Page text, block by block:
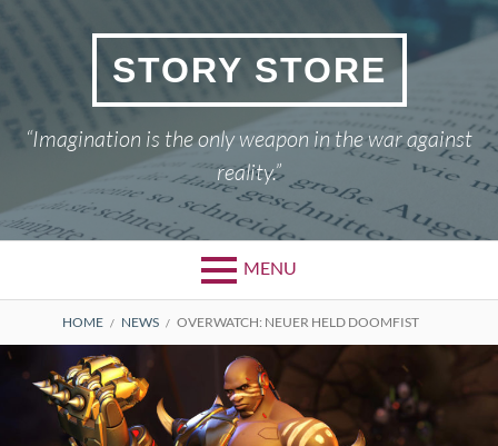
Skip
STORY STORE
“Imagination is the only weapon in the war against
reality.”
MENU
BREADCRUMBS
HOME NEWS OVERWATCH: NEUER HELD DOOMFIST